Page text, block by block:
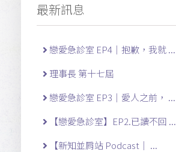
最新訊息
戀愛急診室 EP4｜抱歉，我就 ...
理事長 第十七屆
戀愛急診室 EP3｜愛人之前， ...
【戀愛急診室】EP2.已讀不回 ...
【新知並肩站 Podcast｜ ...